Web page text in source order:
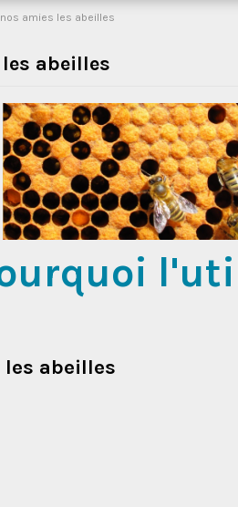
amies les abeilles
abeilles
abeilles